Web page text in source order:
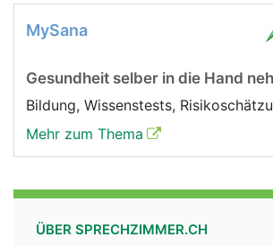
MySana
Gesundheit selber in die Hand
Bildung, Wissenstests,
Mehr zum Thema
ÜBER SPRECHZIMMER.CH